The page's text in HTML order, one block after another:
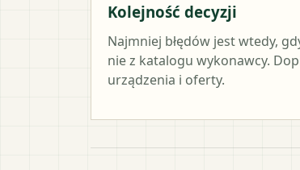
Kolejność decyzji
Najmniej błędów jest wtedy,
nie z katalogu wykonawcy.
urządzenia i oferty.